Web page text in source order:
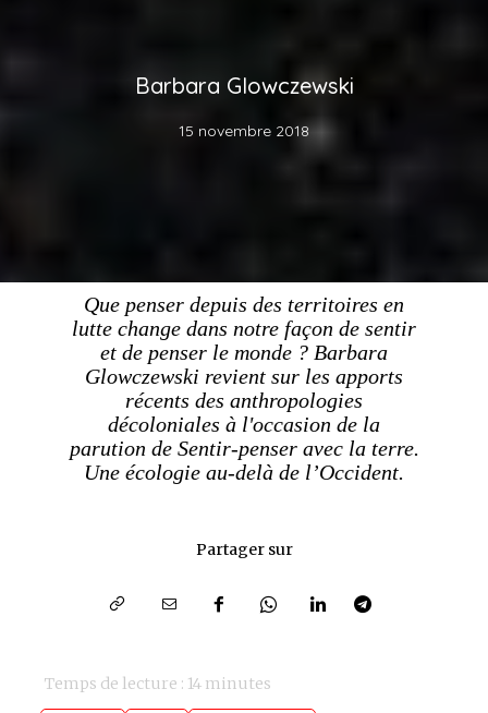
Que penser depuis des territoires en
lutte change dans notre façon de sentir
et de penser le monde ? Barbara
Glowczewski revient sur les apports
récents des anthropologies
décoloniales à l'occasion de la
parution de Sentir-penser avec la terre.
Une écologie au-delà de l’Occident.
Barbara Glowczewski
15 novembre 2018
Partager sur
Temps de lecture : 14 minutes